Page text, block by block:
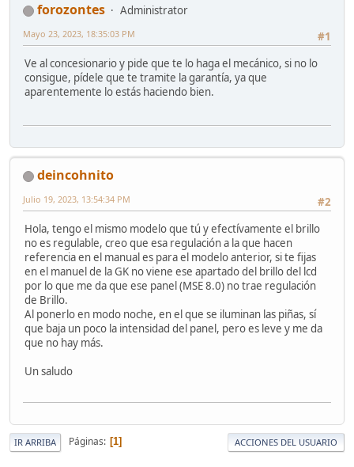
forozontes
Administrator
#1
Mayo 23, 2023, 18:35:03 PM
Ve al concesionario y pide que te lo haga el mecánico, si no lo
consigue, pídele que te tramite la garantía, ya que
aparentemente lo estás haciendo bien.
deincohnito
#2
Julio 19, 2023, 13:54:34 PM
Hola, tengo el mismo modelo que tú y efectívamente el brillo
no es regulable, creo que esa regulación a la que hacen
referencia en el manual es para el modelo anterior, si te fijas
en el manuel de la GK no viene ese apartado del brillo del lcd
por lo que me da que ese panel (MSE 8.0) no trae regulación
de Brillo.
Al ponerlo en modo noche, en el que se iluminan las piñas, sí
que baja un poco la intensidad del panel, pero es leve y me da
que no hay más.
Un saludo
IR ARRIBA Páginas 1 ACCIONES DEL USUARIO